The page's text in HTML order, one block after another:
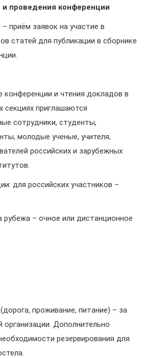
проведения конференции
– приём заявок на участие в
статей для публикации в сборнике
конференции и чтения докладов в
секциях приглашаются
сотрудники, студенты,
молодые ученые, учителя,
российских и зарубежных
для российских участников –
рубежа – очное или дистанционное
проживание, питание) – за
Дополнительно
резервирования для